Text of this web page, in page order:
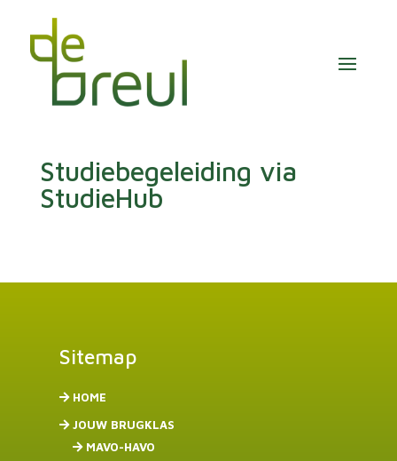
Studiebegeleiding via
StudieHub
Sitemap
HOME
JOUW BRUGKLAS
MAVO-HAVO